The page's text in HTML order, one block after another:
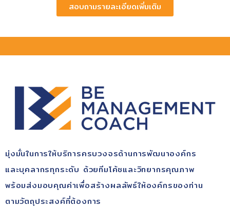
สอบถามรายละเอียดเพิ่มเติม
มุ่ง​มั่นในการให้บริการ​ครบวงจรด้านการพัฒนา​องค์กร​
และบุคลากรทุกระดับ​ ด้วยทีมโค้ช​และวิทยากรคุณ​ภาพ​
พร้อม​ส่งมอบคุณ​ค่า​เพื่อสร้างผลลัพธ์​ให้องค์กรของท่าน
ตามวัตถุประสงค์​ที่ต้องการ